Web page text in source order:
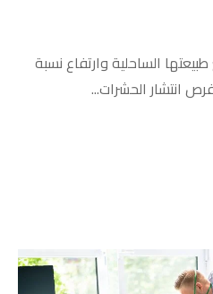
الساحلية وارتفاع نسبة
انتشار الحشرات...